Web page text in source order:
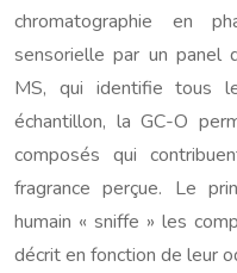
chromatographie en
sensorielle par un panel
MS, qui identifie tous
échantillon, la GC-O
composés qui
fragrance perçue. Le
humain « sniffe » les
décrit en fonction de leur